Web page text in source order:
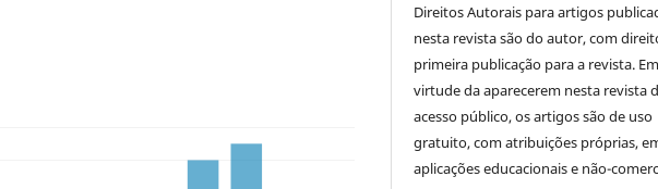
Direitos Autorais para artigos
nesta revista são do autor, com
primeira publicação para a revista. Em
virtude da aparecerem nesta revista
acesso público, os artigos são de uso
gratuito, com atribuições próprias,
aplicações educacionais e não-